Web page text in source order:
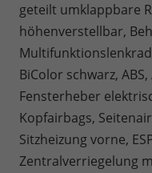
geteilt umklappbare
höhenverstellbar,
BiColor schwarz,
Fensterheber
Kopfairbags,
Sitzheizung vorne,
Zentralverriegelung